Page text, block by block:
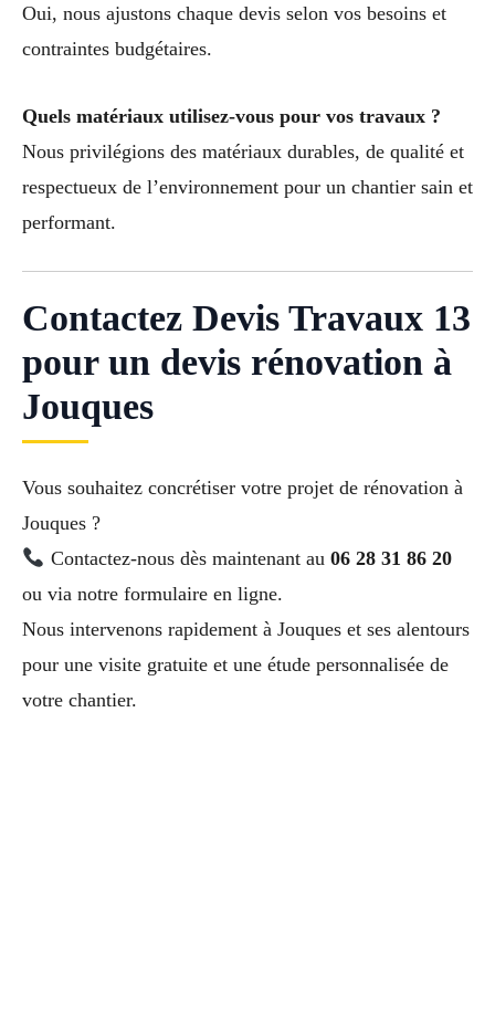
Oui, nous ajustons chaque devis selon vos besoins et
contraintes budgétaires.
Quels matériaux utilisez-vous pour vos travaux ?
Nous privilégions des matériaux durables, de qualité et
respectueux de l’environnement pour un chantier sain et
performant.
Contactez Devis Travaux 13
pour un devis rénovation à
Jouques
Vous souhaitez concrétiser votre projet de rénovation à
Jouques ?
Contactez-nous dès maintenant au 06 28 31 86 20
ou via notre formulaire en ligne.
Nous intervenons rapidement à Jouques et ses alentours
pour une visite gratuite et une étude personnalisée de
votre chantier.